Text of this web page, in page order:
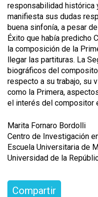
responsabilidad histórica
manifiesta sus dudas
buena sinfonía, a pesar
Éxito que había predicho
la composición de la
llegar las partituras. La
biográficos del
respecto a su trabajo, su
como la Primera,
el interés del compositor
Marita Fornaro Bordolli
Centro de Investigación
Escuela Universitaria de
Universidad de la
Compartir